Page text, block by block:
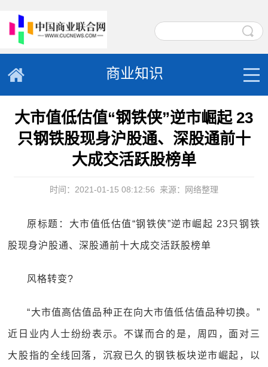
商业知识
大市值低估值“钢铁侠”逆市崛起 23
只钢铁股现身沪股通、深股通前十
大成交活跃股榜单
时间：2021-01-15 08:12:56 来源：网络整理
原标题：大市值低估值“钢铁侠”逆市崛起 23只钢铁
股现身沪股通、深股通前十大成交活跃股榜单
风格转变?
“大市值高估值品种正在向大市值低估值品种切换。”
近日业内人士纷纷表示。不谋而合的是，周四，面对三
大股指的全线回落，沉寂已久的钢铁板块逆市崛起，以